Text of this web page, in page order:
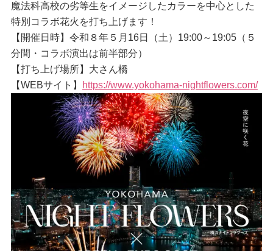
魔法科高校の劣等生をイメージしたカラーを中心とした
特別コラボ花火を打ち上げます！
【開催日時】令和８年５月16日（土）19:00～19:05（５
分間・コラボ演出は前半部分）
【打ち上げ場所】大さん橋
【WEBサイト】
https://www.yokohama-nightflowers.com/